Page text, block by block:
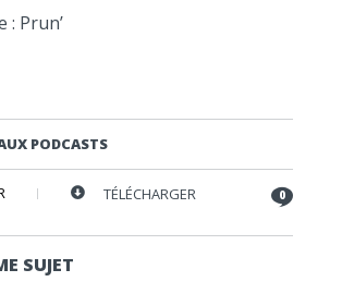
: Prun’
PODCASTS
TÉLÉCHARGER 0
SUJET